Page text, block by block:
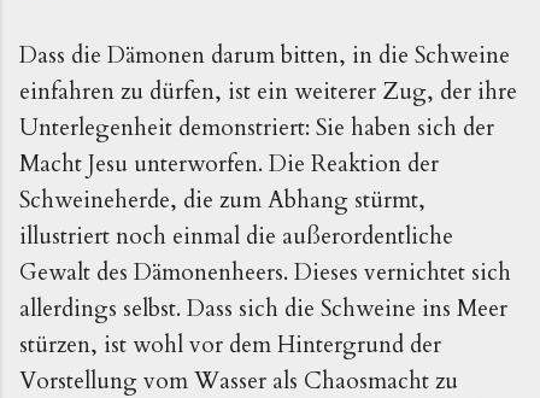
Dass die Dämonen darum bitten, in die Schweine
einfahren zu dürfen, ist ein weiterer Zug, der ihre
Unterlegenheit demonstriert: Sie haben sich der
Macht Jesu unterworfen. Die Reaktion der
Schweineherde, die zum Abhang stürmt,
illustriert noch einmal die außerordentliche
Gewalt des Dämonenheers. Dieses vernichtet sich
allerdings selbst. Dass sich die Schweine ins Meer
stürzen, ist wohl vor dem Hintergrund der
Vorstellung vom Wasser als Chaosmacht zu